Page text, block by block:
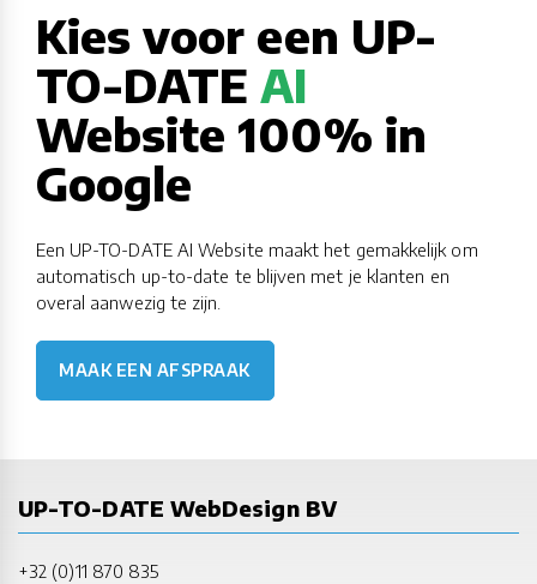
Kies voor een UP-
TO-DATE AI
Website 100% in
Google
Een UP-TO-DATE AI Website maakt het gemakkelijk om
automatisch up-to-date te blijven met je klanten en
overal aanwezig te zijn.
MAAK EEN AFSPRAAK
UP-TO-DATE WebDesign BV
+32 (0)11 870 835